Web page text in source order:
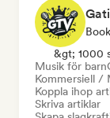
&gt; 1000
Musik för barn
Kommersiell /
Koppla ihop
Skriva artiklar